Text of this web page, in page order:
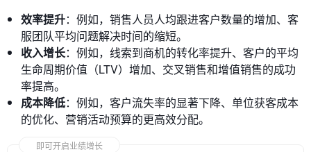
效率提升：例如，销售人员人均跟进客户数量的增加、客
服团队平均问题解决时间的缩短。
收入增长：例如，线索到商机的转化率提升、客户的平均
生命周期价值（LTV）增加、交叉销售和增值销售的成功
率提高。
成本降低：例如，客户流失率的显著下降、单位获客成本
的优化、营销活动预算的更高效分配。
即可开启业绩增长